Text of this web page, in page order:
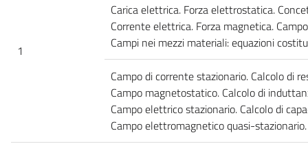
1
Carica elettrica. Forza elettrostatica.
Corrente elettrica. Forza magnetica.
Campi nei mezzi materiali: equazioni
Campo di corrente stazionario. Calcolo di
Campo magnetostatico. Calcolo di
Campo elettrico stazionario. Calcolo di
Campo elettromagnetico quasi-stazionario.